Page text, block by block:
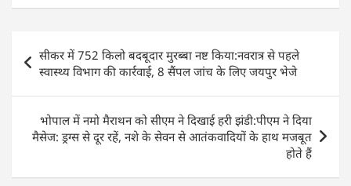
c
e
b
o
o
k
at
s
A
p
p
k
e
dI
n
ai
l
ar
e
Post
navigation
सीकर में 752 किलो बदबूदार मुरब्बा नष्ट किया:नवरात्र से पहले
स्वास्थ्य विभाग की कार्रवाई, 8 सैंपल जांच के लिए जयपुर भेजे
भोपाल में नमो मैराथन को सीएम ने दिखाई हरी झंडी:पीएम ने दिया
मैसेज: ड्रग्स से दूर रहें, नशे के सेवन से आतंकवादियों के हाथ मजबूत
होते हैं